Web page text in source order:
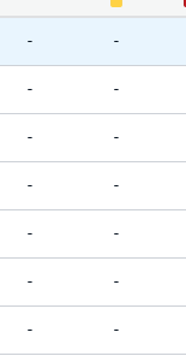
- -
- -
- -
- -
- -
- -
- -